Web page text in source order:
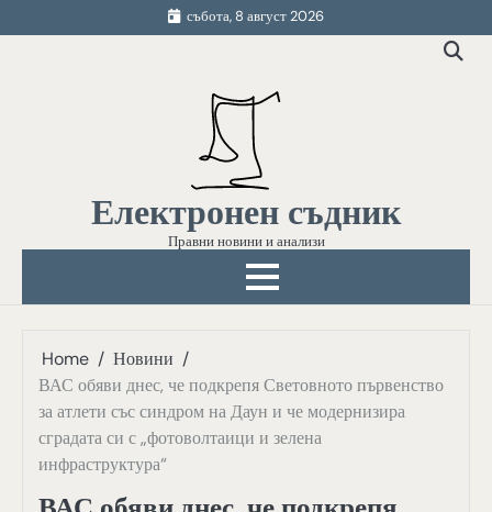
to
събота, 8 август 2026
Електронен съдник
Правни новини и анализи
Home
Новини
ВАС обяви днес, че подкрепя Световното първенство
за атлети със синдром на Даун и че модернизира
сградата си с „фотоволтаици и зелена
инфраструктура“